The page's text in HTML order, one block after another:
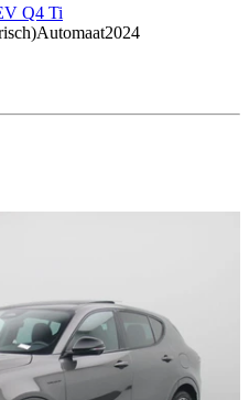
Q4 Ti
Automaat2024